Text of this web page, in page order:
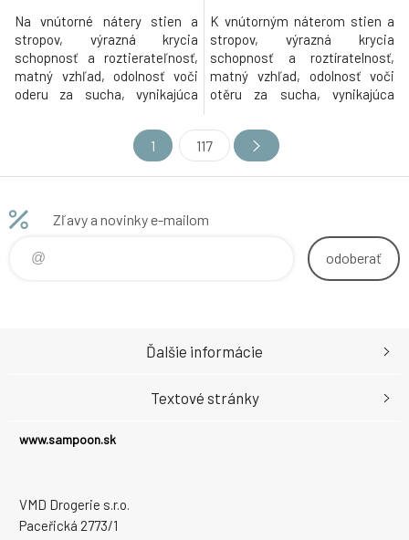
Na vnútorné nátery stien a
stropov, výrazná krycia
schopnosť a roztierateľnosť,
matný vzhľad, odolnosť voči
oderu za sucha, vynikajúca
K vnútorným náterom stien a
stropov, výrazná krycia
schopnosť a roztíratelnosť,
matný vzhľad, odolnosť voči
otěru za sucha, vynikajúca
1 117
Zľavy a novinky e-mailom
odoberať
www.sampoon.sk
VMD Drogerie s.r.o.
Paceřická 2773/1
Ďalšie informácie
Textové stránky